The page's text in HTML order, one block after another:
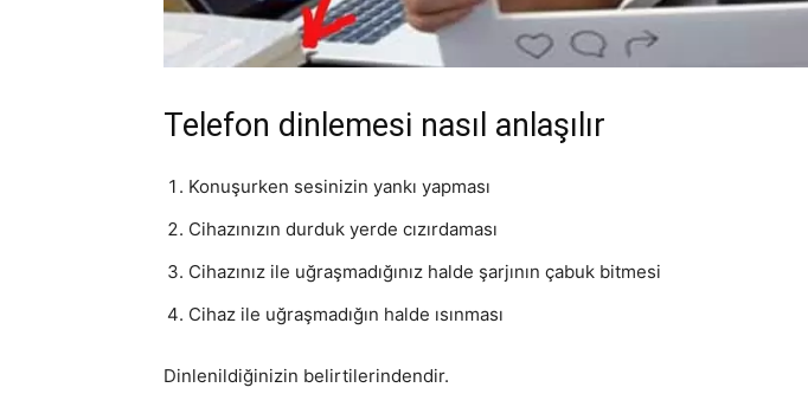
Telefon dinlemesi nasıl anlaşılır
Konuşurken sesinizin yankı yapması
Cihazınızın durduk yerde cızırdaması
Cihazınız ile uğraşmadığınız halde şarjının çabuk bitmesi
Cihaz ile uğraşmadığın halde ısınması
Dinlenildiğinizin belirtilerindendir.